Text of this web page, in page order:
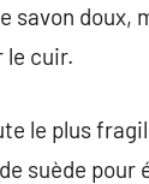
savon doux,
le cuir.
le plus
suède